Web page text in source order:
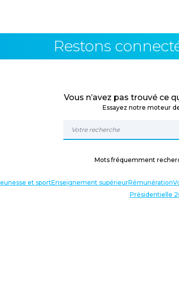
Restons
Vous n’avez pas trouvé ce
Essayez notre moteur
Mots fréquemment
et sportEnseignement supérieurRémunération
Présidentielle